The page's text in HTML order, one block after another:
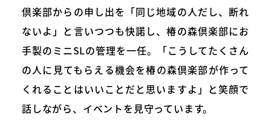
倶楽部からの申し出を「同じ地域の人だし、断れ
ないよ」と言いつつも快諾し、椿の森倶楽部にお
手製のミニSLの管理を一任。「こうしてたくさん
の人に見てもらえる機会を椿の森倶楽部が作って
くれることはいいことだと思いますよ」と笑顔で
話しながら、イベントを見守っています。